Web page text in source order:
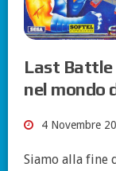
Last Battle
nel mondo
4 Novembre
Siamo alla fine